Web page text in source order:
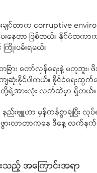
တာက corruptive
နေတာ ဖြစ်တယ်။ နိုင်ငံတက
ြိုးပမ်းရမယ်။
ား တော်လှန်ရေးနဲ့ မတူဘူး
နိုင်ပါတယ်။ နိုင်ငံရေးထွက်
ာ်တို့ရဲ့အားလုံး လက်ထဲမှာ ရှိတယ်။
နည်းဗျူဟာ မှန်ကန်စွာချပ
ားလာတာကနေ ဒီနေ့ လက်
းသည့် အကြောင်းအရာ